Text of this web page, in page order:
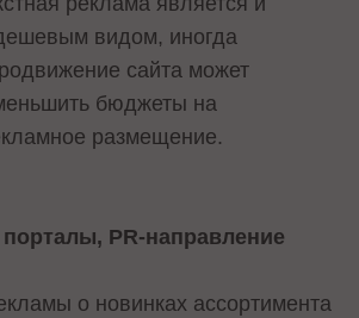
видом, иногда
сайта может
бюджеты на
размещение.
порталы, PR-направление
о новинках ассортимента